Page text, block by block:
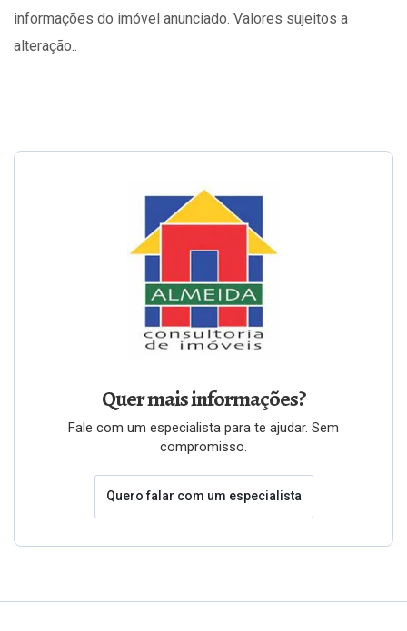
informações do imóvel anunciado. Valores sujeitos a
alteração..
Quer mais informações?
Fale com um especialista para te ajudar. Sem
compromisso.
Quero falar com um especialista